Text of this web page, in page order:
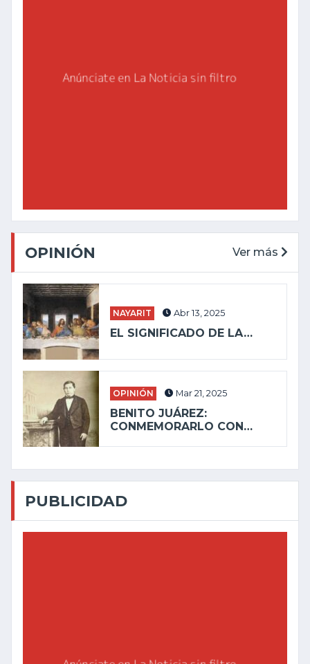
OPINIÓN Ver más
NAYARIT Abr 13, 2025
EL SIGNIFICADO DE LA…
OPINIÓN Mar 21, 2025
BENITO JUÁREZ:
CONMEMORARLO CON…
PUBLICIDAD